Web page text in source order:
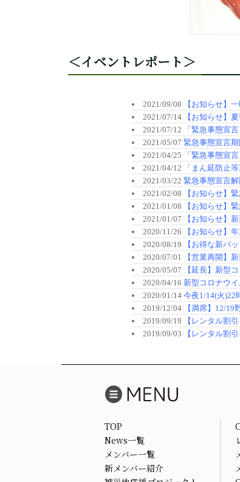
＜イベントレポート＞
TOP
News一覧
メンバー一覧
新メンバー紹介